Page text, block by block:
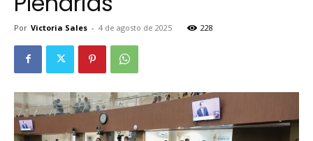
Por Victoria Sales - 4 de agosto de 2025 228